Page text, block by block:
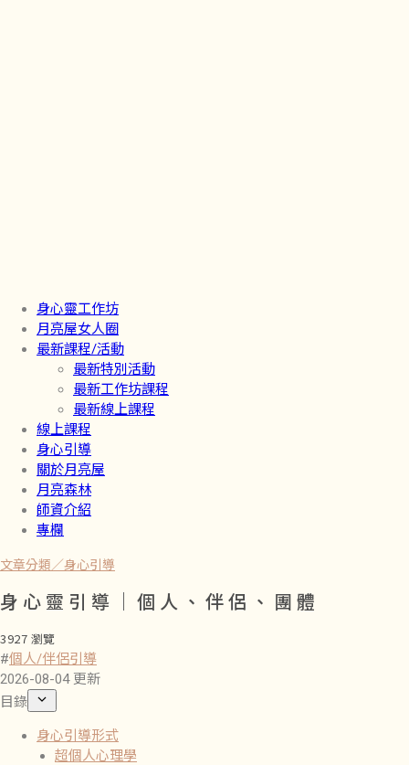
身心靈工作坊
月亮屋女人圈
最新課程/活動
最新特別活動
最新工作坊課程
最新線上課程
線上課程
身心引導
關於月亮屋
月亮森林
師資介紹
專欄
文章分類／身心引導
身心靈引導｜個人、伴侶、團體
3927 瀏覽
#個人/伴侶引導
2026-08-04 更新
目錄
身心引導形式
超個人心理學